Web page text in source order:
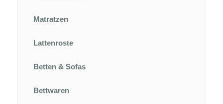
Matratzen
Lattenroste
Betten & Sofas
Bettwaren